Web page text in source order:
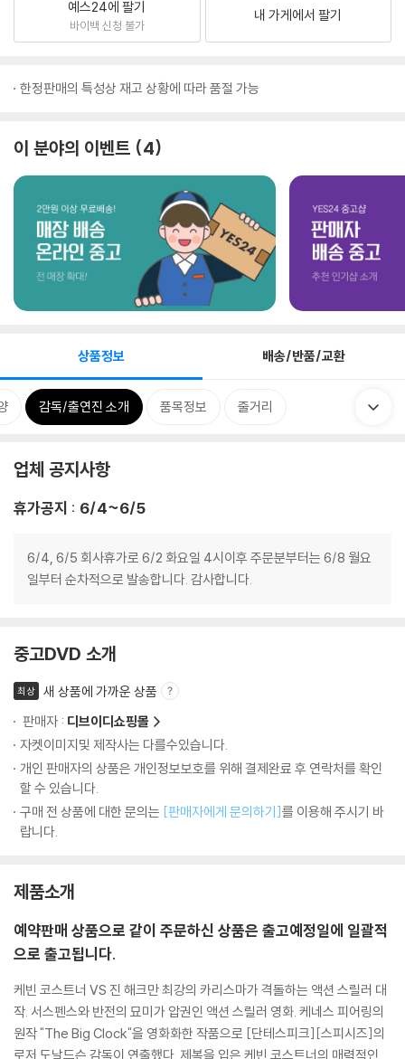
예스24에 팔기
바이백 신청 불가
내 가게에서 팔기
한정판매의 특성상 재고 상황에 따라 품절 가능
이 분야의 이벤트 4
상품정보 배송/반품/교환
감독/출연진 소개 품목정보 줄거리
업체 공지사항
휴가공지 : 6/4~6/5
6/4, 6/5 회사휴가로 6/2 화요일 4시이후 주문분부터는 6/8 월요
일부터 순차적으로 발송합니다. 감사합니다.
중고DVD 소개
최상
새 상품에 가까운 상품
판매자 : 디브이디쇼핑몰
자켓이미지및 제작사는 다를수있습니다.
개인 판매자의 상품은 개인정보보호를 위해 결제완료 후 연락처를 확인
할 수 있습니다.
구매 전 상품에 대한 문의는 [판매자에게 문의하기]를 이용해 주시기 바
랍니다.
제품소개
예약판매 상품으로 같이 주문하신 상품은 출고예정일에 일괄적
으로 출고됩니다.
케빈 코스트너 VS 진 해크만 최강의 카리스마가 격돌하는 액션 스릴러 대
작. 서스펜스와 반전의 묘미가 압권인 액션 스릴러 영화. 케네스 피어링의
원작 "The Big Clock"을 영화화한 작품으로 [단테스피크][스피시즈]의
로저 도날드슨 감독이 연출했다. 제복을 입은 케빈 코스트너의 매력적인